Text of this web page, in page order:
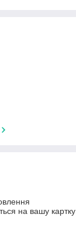
на вашу картку